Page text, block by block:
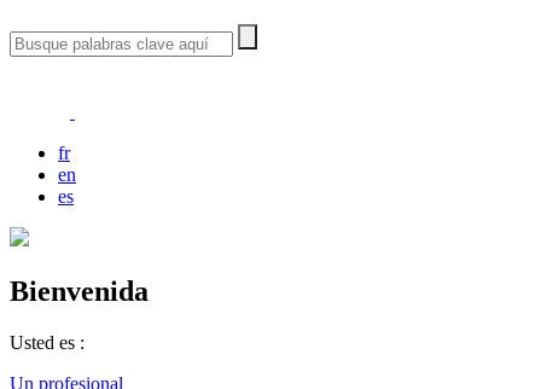
fr
en
es
Bienvenida
Usted es :
Un profesional